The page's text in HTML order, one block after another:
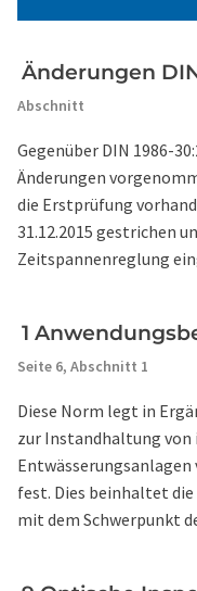
Änderungen
Abschnitt
Gegenüber DIN 1986-
Änderungen
die Erstprüfung
31.12.2015 gestrichen
Zeitspannenreglung
1
Seite 6, Abschnitt 1
Diese Norm legt in
zur Instandhaltung
Entwässerungsanlagen
fest. Dies beinhaltet
mit dem Schwerpunkt